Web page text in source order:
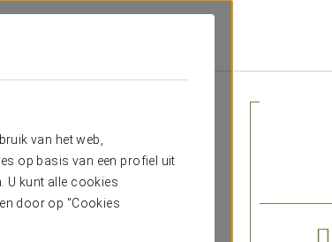
van het web,
op basis van een profiel uit
U kunt alle cookies
door op "Cookies
Elke ruimte biedt luxe
kussens van ganzenveren,